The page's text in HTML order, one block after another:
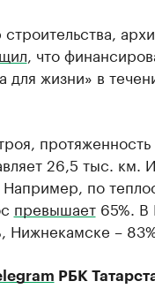
, что
для жизни» в
26,5 тыс. км.
по
превышает65%. В
Нижнекамске –
РБК